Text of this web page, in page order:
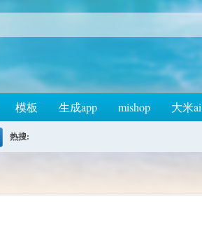
模板 生成app mishop 大米ai
热搜: